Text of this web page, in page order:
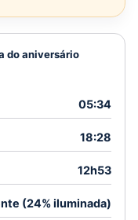
do aniversário
05:34
18:28
12h53
(24% iluminada)